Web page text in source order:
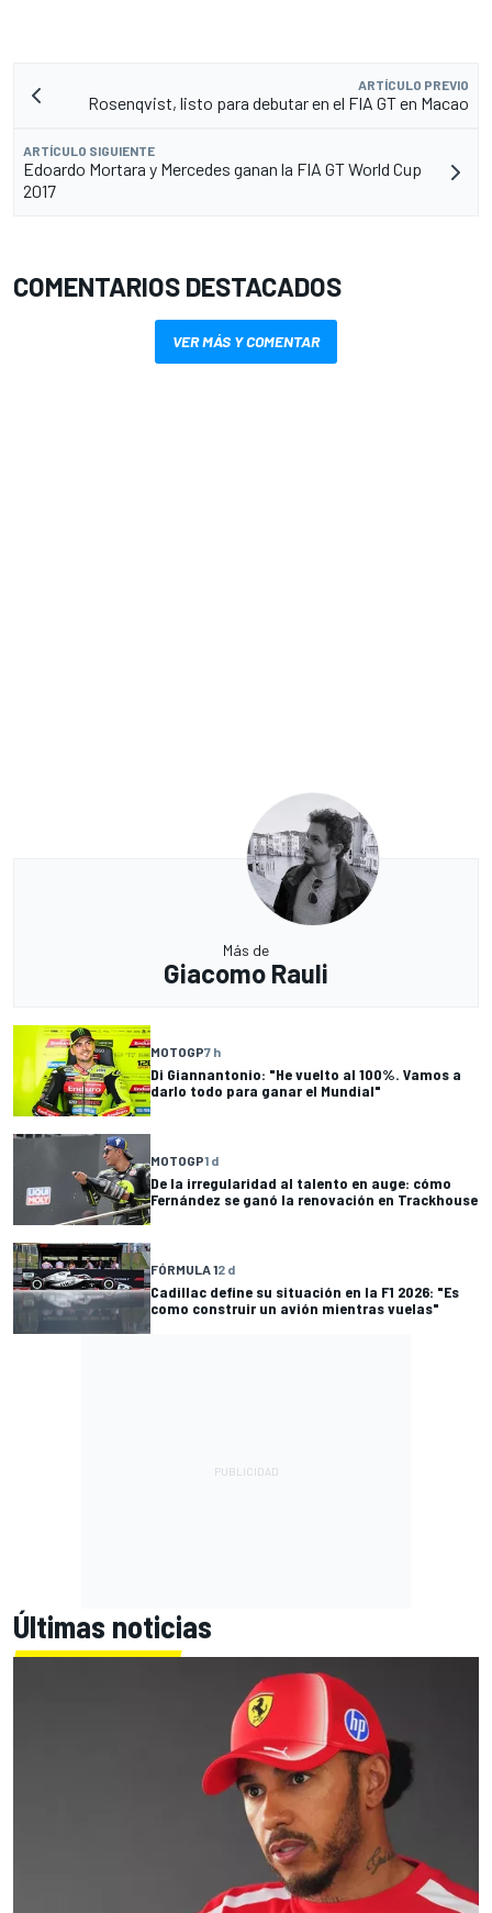
ARTÍCULO PREVIO
Rosenqvist, listo para debutar en el FIA GT en Macao
ARTÍCULO SIGUIENTE
Edoardo Mortara y Mercedes ganan la FIA GT World Cup
2017
COMENTARIOS DESTACADOS
VER MÁS Y COMENTAR
Más de
Giacomo Rauli
MOTOGP7 h
Di Giannantonio: "He vuelto al 100%. Vamos a
darlo todo para ganar el Mundial"
MOTOGP1 d
De la irregularidad al talento en auge: cómo
Fernández se ganó la renovación en Trackhouse
FÓRMULA 12 d
Cadillac define su situación en la F1 2026: "Es
como construir un avión mientras vuelas"
Últimas noticias